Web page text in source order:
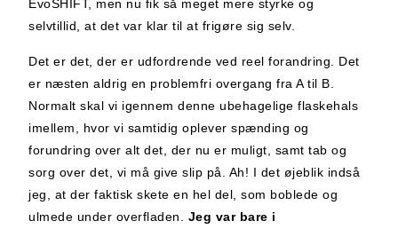
EvoSHIFT, men nu fik så meget mere styrke og
selvtillid, at det var klar til at frigøre sig selv.
Det er det, der er udfordrende ved reel forandring. Det
er næsten aldrig en problemfri overgang fra A til B.
Normalt skal vi igennem denne ubehagelige flaskehals
imellem, hvor vi samtidig oplever spænding og
forundring over alt det, der nu er muligt, samt tab og
sorg over det, vi må give slip på. Ah! I det øjeblik indså
jeg, at der faktisk skete en hel del, som boblede og
ulmede under overfladen. Jeg var bare i